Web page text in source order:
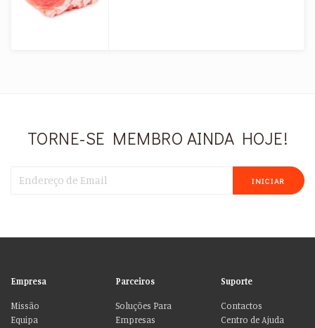
TORNE-SE MEMBRO AINDA HOJE!
INICIAR
Empresa
Missão
Equipa
Parceiros
Soluções Para
Empresas
Suporte
Contactos
Centro de Ajuda